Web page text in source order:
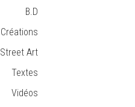
B.D
Créations
Street Art
Textes
Vidéos